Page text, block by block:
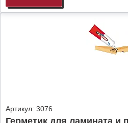
Артикул: 3076
Герметик для ламината и